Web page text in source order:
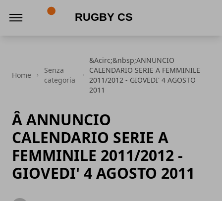
Home
Senza
categoria
&Acirc;&nbsp;ANNUNCIO
CALENDARIO SERIE A FEMMINILE
2011/2012 - GIOVEDI' 4 AGOSTO
2011
Â ANNUNCIO
CALENDARIO SERIE A
FEMMINILE 2011/2012 -
GIOVEDI' 4 AGOSTO 2011